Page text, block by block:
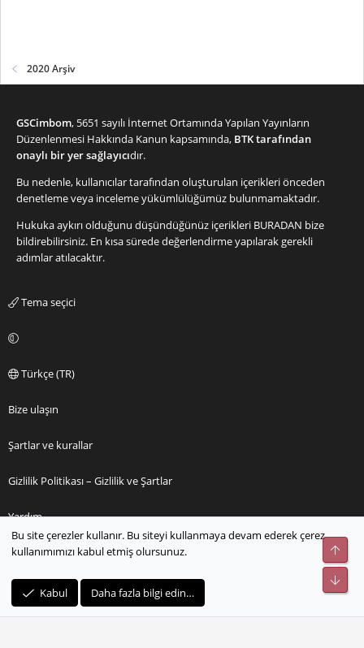
2020 Arşiv
GSCimbom, 5651 sayılı İnternet Ortamında Yapılan Yayınların
Düzenlenmesi Hakkında Kanun kapsamında, BTK tarafından
onaylı bir yer sağlayıcıdır.
Bu nedenle, kullanıcılar tarafından oluşturulan içerikleri önceden
denetleme veya inceleme yükümlülüğümüz bulunmamaktadır.
Hukuka aykırı olduğunu düşündüğünüz içerikleri BURADAN bize
bildirebilirsiniz. En kısa sürede değerlendirme yapılarak gerekli
adımlar atılacaktır.
Tema seçici
Türkçe (TR)
Bize ulaşın
Şartlar ve kurallar
Gizlilik Politikası – Gizlilik ve Şartlar
Yardım
Ana sayfa
S
S
Bu site çerezler kullanır. Bu siteyi kullanmaya devam ederek çerez
kullanımımızı kabul etmiş olursunuz.
Kabul Daha fazla bilgi edin…